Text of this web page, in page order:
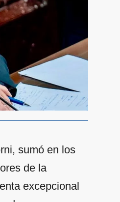
sumó en los
de la
excepcional